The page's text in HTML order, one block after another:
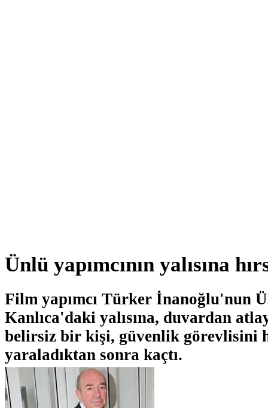
Ünlü yapımcının yalısına
Film yapımcı Türker İnanoğlu'nun
Kanlıca'daki yalısına, duvardan
belirsiz bir kişi, güvenlik görevlisini
yaraladıktan sonra kaçtı.